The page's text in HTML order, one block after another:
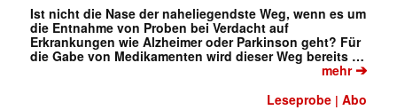
Ist nicht die Nase der naheliegendste Weg, wenn es um
die Entnahme von Proben bei Verdacht auf
Erkrankungen wie Alzheimer oder Parkinson geht? Für
die Gabe von Medikamenten wird dieser Weg bereits …
mehr➔
Leseprobe |Abo